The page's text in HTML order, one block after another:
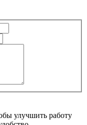
улучшить работу